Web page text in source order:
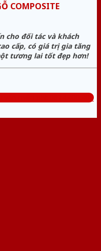
COMPOSITE
cho đối tác và khách
cấp, có giá trị gia tăng
tương lai tốt đẹp hơn!
vấn miễn phí: 0824.400.400